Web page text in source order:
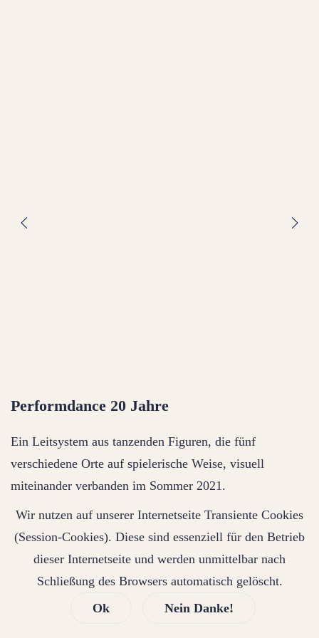
Performdance 20 Jahre
Ein Leitsystem aus tanzenden Figuren, die fünf
verschiedene Orte auf spielerische Weise, visuell
miteinander verbanden im Sommer 2021.
Der Verein Performdance feierte in diesem Jahr seinen
20. Geburtstag.
Wir nutzen auf unserer Internetseite Transiente Cookies
(Session-Cookies). Diese sind essenziell für den Betrieb
dieser Internetseite und werden unmittelbar nach
Schließung des Browsers automatisch gelöscht.
Ok
Nein Danke!